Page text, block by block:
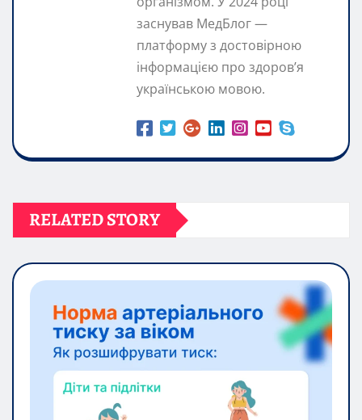
заснував МедБлог —
платформу з достовірною
інформацією про здоров’я
українською мовою.
RELATED STORY